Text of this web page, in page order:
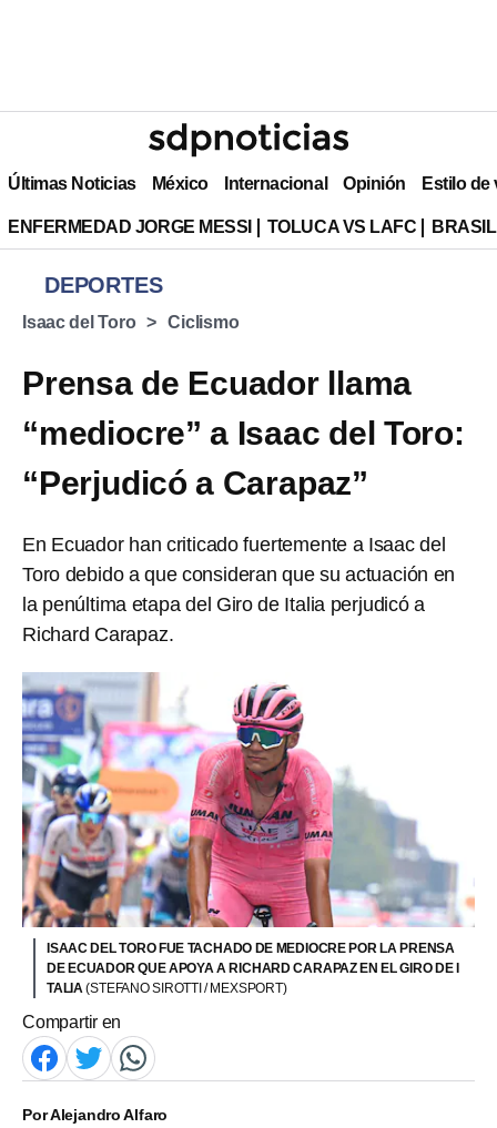
Últimas Noticias México Internacional Opinión Estilo de
ENFERMEDAD JORGE MESSI TOLUCA VS LAFC
DEPORTES
Isaac del Toro Ciclismo
Prensa de Ecuador llama
“mediocre” a Isaac del Toro:
“Perjudicó a Carapaz”
En Ecuador han criticado fuertemente a Isaac del
Toro debido a que consideran que su actuación en
la penúltima etapa del Giro de Italia perjudicó a
Richard Carapaz.
ISAAC DEL TORO FUE TACHADO DE MEDIOCRE POR LA PRENSA
DE ECUADOR QUE APOYA A RICHARD CARAPAZ EN EL GIRO DE I
TALIA(STEFANO SIROTTI / MEXSPORT)
Compartir en
PorAlejandro Alfaro